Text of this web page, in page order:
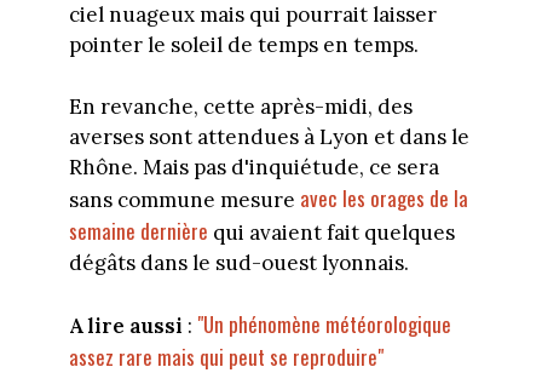
ciel nuageux mais qui pourrait laisser
pointer le soleil de temps en temps.
En revanche, cette après-midi, des
averses sont attendues à Lyon et dans le
Rhône. Mais pas d'inquiétude, ce sera
sans commune mesure avec les orages de la
semaine dernière qui avaient fait quelques
dégâts dans le sud-ouest lyonnais.
A lire aussi : "Un phénomène météorologique
assez rare mais qui peut se reproduire"